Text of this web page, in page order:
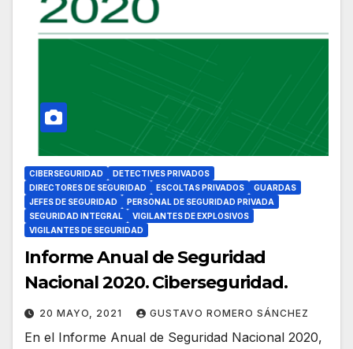
CIBERSEGURIDAD
DETECTIVES PRIVADOS
DIRECTORES DE SEGURIDAD
ESCOLTAS PRIVADOS
GUARDAS
JEFES DE SEGURIDAD
PERSONAL DE SEGURIDAD PRIVADA
SEGURIDAD INTEGRAL
VIGILANTES DE EXPLOSIVOS
VIGILANTES DE SEGURIDAD
Informe Anual de Seguridad
Nacional 2020. Ciberseguridad.
20 MAYO, 2021 GUSTAVO ROMERO SÁNCHEZ
En el Informe Anual de Seguridad Nacional 2020,